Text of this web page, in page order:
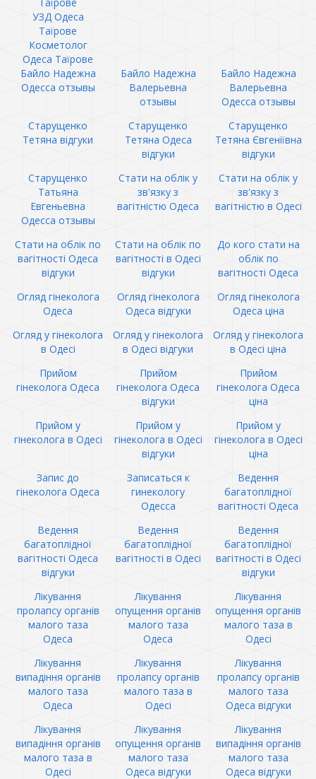
УЗД Одеса
Таїрове
Косметолог
Одеса Таїрове
Байло Надежна
Одесса отзывы
Байло Надежна
Валерьевна
отзывы
Байло Надежна
Валерьевна
Одесса отзывы
Старущенко
Тетяна відгуки
Старущенко
Тетяна Одеса
відгуки
Старущенко
Тетяна Євгеніївна
відгуки
Старущенко
Татьяна
Евгеньевна
Одесса отзывы
Стати на облік у
зв'язку з
вагітністю Одеса
Стати на облік у
зв'язку з
вагітністю в Одесі
Стати на облік по
вагітності Одеса
відгуки
Стати на облік по
вагітності в Одесі
відгуки
До кого стати на
облік по
вагітності Одеса
Огляд гінеколога
Одеса
Огляд гінеколога
Одеса відгуки
Огляд гінеколога
Одеса ціна
Огляд у гінеколога
в Одесі
Огляд у гінеколога
в Одесі відгуки
Огляд у гінеколога
в Одесі ціна
Прийом
гінеколога Одеса
Прийом
гінеколога Одеса
відгуки
Прийом
гінеколога Одеса
ціна
Прийом у
гінеколога в Одесі
Прийом у
гінеколога в Одесі
відгуки
Прийом у
гінеколога в Одесі
ціна
Запис до
гінеколога Одеса
Записаться к
гинекологу
Одесса
Ведення
багатоплідної
вагітності Одеса
Ведення
багатоплідної
вагітності Одеса
відгуки
Ведення
багатоплідної
вагітності в Одесі
Ведення
багатоплідної
вагітності в Одесі
відгуки
Лікування
пролапсу органів
малого таза
Одеса
Лікування
опущення органів
малого таза
Одеса
Лікування
опущення органів
малого таза в
Одесі
Лікування
випадіння органів
малого таза
Одеса
Лікування
пролапсу органів
малого таза в
Одесі
Лікування
пролапсу органів
малого таза
Одеса відгуки
Лікування
випадіння органів
малого таза в
Одесі
Лікування
опущення органів
малого таза
Одеса відгуки
Лікування
випадіння органів
малого таза
Одеса відгуки